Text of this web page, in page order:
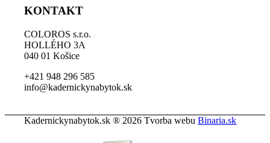
KONTAKT
COLOROS s.r.o.
HOLLÉHO 3A
040 01 Košice
+421 948 296 585
info@kadernickynabytok.sk
Kadernickynabytok.sk ® 2026 Tvorba webuBinaria.sk